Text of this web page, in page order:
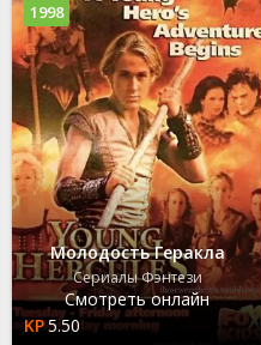
Молодость Геракла
Сериалы Фэнтези
Смотреть онлайн
5.50
1998